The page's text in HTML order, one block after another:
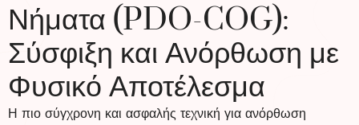
Νήματα (PDO-COG):
Σύσφιξη και Ανόρθωση με
Φυσικό Αποτέλεσμα
Η πιο σύγχρονη και ασφαλής τεχνική για ανόρθωση